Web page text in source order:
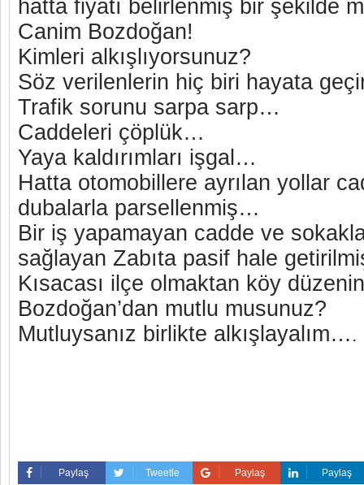
hatta fiyatı belirlenmiş bir şekilde
Canim Bozdoğan!
Kimleri alkışlıyorsunuz?
Söz verilenlerin hiç biri hayata
Trafik sorunu sarpa sarp…
Caddeleri çöplük…
Yaya kaldırımları işgal…
Hatta otomobillere ayrılan yollar
dubalarla parsellenmiş…
Bir iş yapamayan cadde ve
sağlayan Zabıta pasif hale
Kısacası ilçe olmaktan köy
Bozdoğan’dan mutlu musunuz?
Mutluysanız birlikte alkışlayalım….
Paylaş Tweetle Paylaş Paylaş